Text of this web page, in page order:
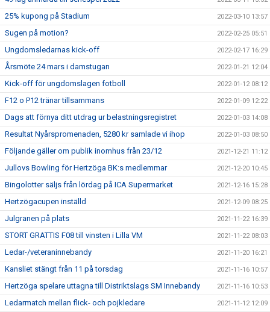
25% kupong på Stadium 2022-03-10 13:57
Sugen på motion? 2022-02-25 05:51
Ungdomsledarnas kick-off 2022-02-17 16:29
Årsmöte 24 mars i damstugan 2022-01-21 12:04
Kick-off för ungdomslagen fotboll 2022-01-12 08:12
F12 o P12 tränar tillsammans 2022-01-09 12:22
Dags att förnya ditt utdrag ur belastningsregistret 2022-01-03 14:08
Resultat Nyårspromenaden, 5280 kr samlade vi ihop 2022-01-03 08:50
Följande gäller om publik inomhus från 23/12 2021-12-21 11:12
Jullovs Bowling för Hertzöga BK:s medlemmar 2021-12-20 10:45
Bingolotter säljs från lördag på ICA Supermarket 2021-12-16 15:28
Hertzögacupen inställd 2021-12-09 08:25
Julgranen på plats 2021-11-22 16:39
STORT GRATTIS F08 till vinsten i Lilla VM 2021-11-22 08:03
Ledar-/veteraninnebandy 2021-11-20 16:21
Kansliet stängt från 11 på torsdag 2021-11-16 10:57
Hertzöga spelare uttagna till Distriktslags SM Innebandy 2021-11-16 10:53
Ledarmatch mellan flick- och pojkledare 2021-11-12 12:09